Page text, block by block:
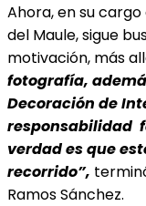
Ahora, en su
del Maule, sigue
motivación, más
fotografía,
Decoración de
responsabilidad
verdad es que
recorrido”,
Ramos Sánchez.